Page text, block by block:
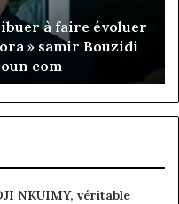
Rose Leke prend la
Emmanuel Pondi
NKUIMY, véritable